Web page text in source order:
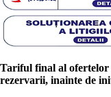
Tariful final al ofertelor
rezervarii, inainte de